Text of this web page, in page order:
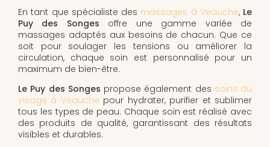
En tant que spécialiste des massages à Veauche, Le
Puy des Songes offre une gamme variée de
massages adaptés aux besoins de chacun. Que ce
soit pour soulager les tensions ou améliorer la
circulation, chaque soin est personnalisé pour un
maximum de bien-être.
Le Puy des Songes propose également des soins du
visage à Veauche pour hydrater, purifier et sublimer
tous les types de peau. Chaque soin est réalisé avec
des produits de qualité, garantissant des résultats
visibles et durables.